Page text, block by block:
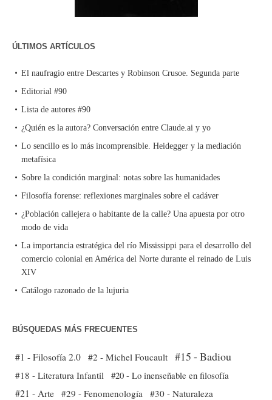
ÚLTIMOS ARTÍCULOS
El naufragio entre Descartes y Robinson Crusoe. Segunda parte
Editorial #90
Lista de autores #90
¿Quién es la autora? Conversación entre Claude.ai y yo
Lo sencillo es lo más incomprensible. Heidegger y la mediación
metafísica
Sobre la condición marginal: notas sobre las humanidades
Filosofía forense: reflexiones marginales sobre el cadáver
¿Población callejera o habitante de la calle? Una apuesta por otro
modo de vida
La importancia estratégica del río Mississippi para el desarrollo del
comercio colonial en América del Norte durante el reinado de Luis
XIV
Catálogo razonado de la lujuria
BÚSQUEDAS MÁS FRECUENTES
#1 - Filosofía 2.0 #2 - Michel Foucault #15 - Badiou
#18 - Literatura Infantil #20 - Lo inenseñable en filosofía
#21 - Arte #29 - Fenomenología
#30 - Naturaleza